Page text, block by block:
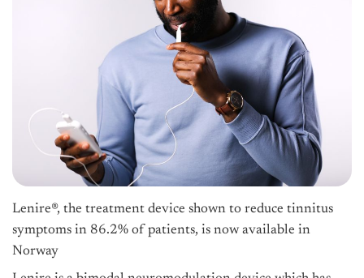
Lenire®, the treatment device shown to reduce tinnitus
symptoms in 86.2% of patients, is now available in
Norway